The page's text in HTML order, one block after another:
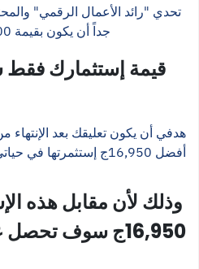
تحدي "رائد الأعمال الرقمي"
جداً أن يكون بقيمة 20,000ج، ولكن
قيمة إستثمارك فقط
هدفي أن يكون تعليقك بعد
أفضل 16,950ج إستثمرتها في حياتي
وذلك لأن مقابل هذه
16,950ج سوف تحصل على كل هذه الفوائد